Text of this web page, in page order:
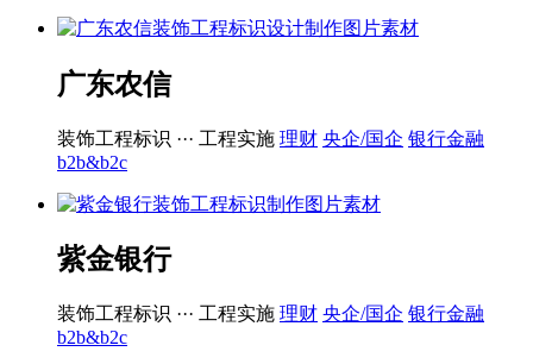
广东农信
装饰工程标识 ··· 工程实施 理财 央企/国企 银行金融
b2b&b2c
紫金银行
装饰工程标识 ··· 工程实施 理财 央企/国企 银行金融
b2b&b2c